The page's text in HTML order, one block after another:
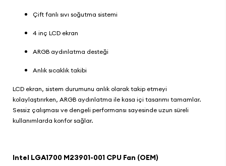
Çift fanlı sıvı soğutma sistemi
4 inç LCD ekran
ARGB aydınlatma desteği
Anlık sıcaklık takibi
LCD ekran, sistem durumunu anlık olarak takip etmeyi
kolaylaştırırken, ARGB aydınlatma ile kasa içi tasarımı tamamlar.
Sessiz çalışması ve dengeli performansı sayesinde uzun süreli
kullanımlarda konfor sağlar.
Intel LGA1700 M23901-001 CPU Fan (OEM)